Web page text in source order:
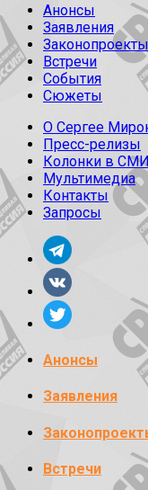
Анонсы
Заявления
Законопроекты
Встречи
События
Сюжеты
О Сергее
Пресс-релизы
Колонки в
Мультимедиа
Контакты
Запросы
Анонсы
Заявления
Встречи